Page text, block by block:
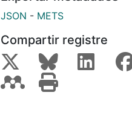
JSON - METS
Compartir registre